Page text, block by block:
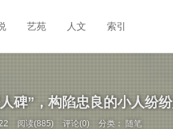
艺苑 人文 索引
碑”，构陷忠良的小人纷
阅读(885) 评论(0) 分类：随笔